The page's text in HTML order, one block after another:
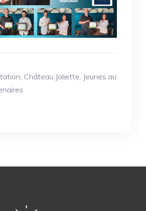
Château Joliette Jeunes au